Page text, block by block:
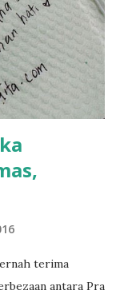
aku akan
yang abg
la pulak.. tapi
ajer rebeh
terima
antara Pra